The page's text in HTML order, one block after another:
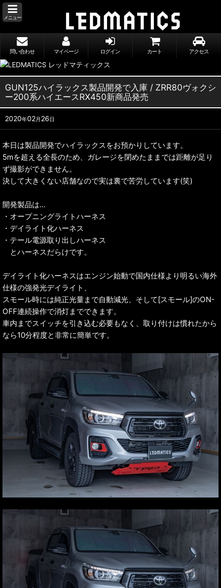
メニュー
問い合わせ マイページ ログイン カート アクセス
GUN125ハイラックス製品開発で入庫 / ZRR80ヴォクシ
ー200系ハイエースRX450新商品発売
2020年02月 26日
本日は製品開発でハイラックスをお預かりしています。
5mを超える全長のため、ガレージを閉めたままでは距離が足り
ず撮影ができません。
決して大きくない店舗なので実は裏で苦労しています(笑)
開発製品は...
・オープニングライトハーネス
・デイライト化ハーネス
・テール電源取り出しハーネス
とハーネスだらけです。
デイライト化ハーネスはエンジン始動で国内仕様より明るい海外
仕様の強発光デイライト、
スモール時には純正光量まで自動減光、そして[スモール]のON-
OFF連続操作で消灯までできます。
車内までスイッチを引き込む必要もなく、取り付けは慣れたから
なら10分程度と非常に簡単です。